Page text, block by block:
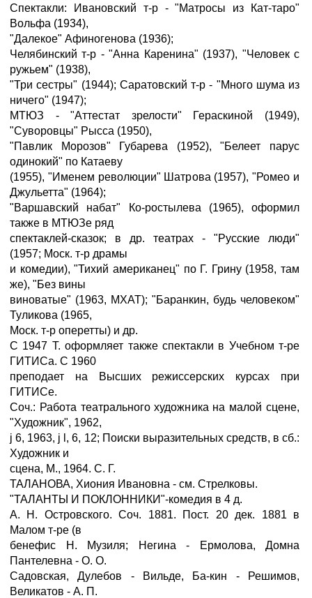
Спектакли: Ивановский т-р - "Матросы из Кат-таро"
Вольфа (1934),
"Далекое" Афиногенова (1936);
Челябинский т-р - "Анна Каренина" (1937), "Человек с
ружьем" (1938),
"Три сестры" (1944); Саратовский т-р - "Много шума из
ничего" (1947);
МТЮЗ - "Аттестат зрелости" Гераскиной (1949),
"Суворовцы" Рысса (1950),
"Павлик Морозов" Губарева (1952), "Белеет парус
одинокий" по Катаеву
(1955), "Именем революции" Шатрова (1957), "Ромео и
Джульетта" (1964);
"Варшавский набат" Ко-ростылева (1965), оформил
также в МТЮЗе ряд
спектаклей-сказок; в др. театрах - "Русские люди"
(1957; Моск. т-р драмы
и комедии), "Тихий американец" по Г. Грину (1958, там
же), "Без вины
виноватые" (1963, МХАТ); "Баранкин, будь человеком"
Туликова (1965,
Моск. т-р оперетты) и др.
С 1947 Т. оформляет также спектакли в Учебном т-ре
ГИТИСа. С 1960
преподает на Высших режиссерских курсах при
ГИТИСе.
Соч.: Работа театрального художника на малой сцене,
"Художник", 1962,
ј 6, 1963, ј l, 6, 12; Поиски выразительных средств, в сб.:
Художник и
сцена, М., 1964. С. Г.
ТАЛАНОВА, Хиония Ивановна - см. Стрелковы.
"ТАЛАНТЫ И ПОКЛОННИКИ"-комедия в 4 д.
А. Н. Островского. Соч. 1881. Пост. 20 дек. 1881 в
Малом т-ре (в
бенефис Н. Музиля; Негина - Ермолова, Домна
Пантелевна - О. О.
Садовская, Дулебов - Вильде, Ба-кин - Решимов,
Великатов - А. П.